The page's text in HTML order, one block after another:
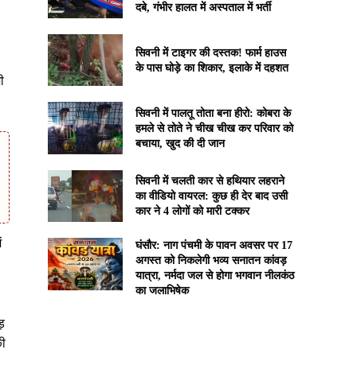
दबे, गंभीर हालत में अस्पताल में भर्ती
सिवनी में टाइगर की दस्तक! फार्म हाउस
के पास घोड़े का शिकार, इलाके में दहशत
सिवनी में पालतू तोता बना हीरो: कोबरा के
हमले से तोते ने चीख चीख कर परिवार को
बचाया, खुद की दी जान
सिवनी में चलती कार से हथियार लहराने
का वीडियो वायरल: कुछ ही देर बाद उसी
कार ने 4 लोगों को मारी टक्कर
घंसौर: नाग पंचमी के पावन अवसर पर 17
अगस्त को निकलेगी भव्य सनातन कांवड़
यात्रा, नर्मदा जल से होगा भगवान नीलकंठ
का जलाभिषेक